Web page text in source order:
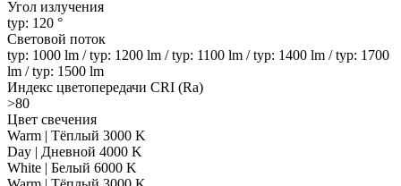
Угол излучения
typ: 120 °
Световой поток
typ: 1000 lm / typ: 1200 lm / typ: 1100 lm / typ: 1400 lm / typ: 1700
lm / typ: 1500 lm
Индекс цветопередачи CRI (Ra)
>80
Цвет свечения
Warm | Тёплый 3000 K
Day | Дневной 4000 K
White | Белый 6000 K